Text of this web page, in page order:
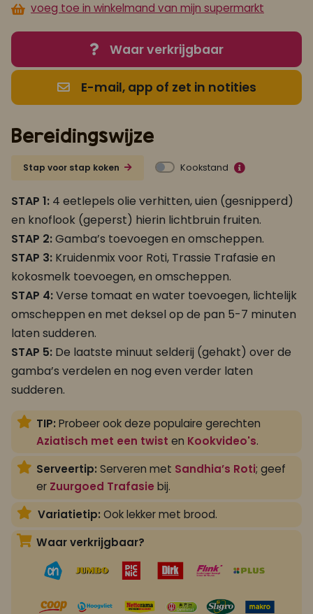
voeg toe in winkelmand van mijn supermarkt
Waar verkrijgbaar
E-mail, app of zet in notities
Bereidingswijze
Stap voor stap koken Kookstand
STAP 1: 4 eetlepels olie verhitten, uien (gesnipperd)
en knoflook (geperst) hierin lichtbruin fruiten.
STAP 2:Gamba’s toevoegen en omscheppen.
STAP 3: Kruidenmix voor Roti, Trassie Trafasie en
kokosmelk toevoegen, en omscheppen.
STAP 4:Verse tomaat en water toevoegen, lichtelijk
omscheppen en met deksel op de pan 5-7 minuten
laten sudderen.
STAP 5: De laatste minuut selderij (gehakt) over de
gamba’s verdelen en nog even verder laten
sudderen.
TIP: Probeer ook deze populaire gerechten
Aziatisch met een twist en Kookvideo's.
Serveertip: Serveren met Sandhia’s Roti; geef
er Zuurgoed Trafasie bij.
Variatietip: Ook lekker met brood.
Waar verkrijgbaar?